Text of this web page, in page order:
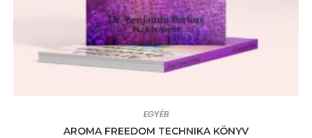
EGYÉB
AROMA FREEDOM TECHNIKA KÖNYV